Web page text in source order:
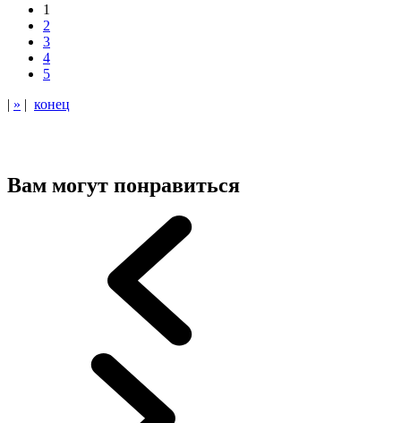
1
2
3
4
5
| » | конец
Вам могут понравиться